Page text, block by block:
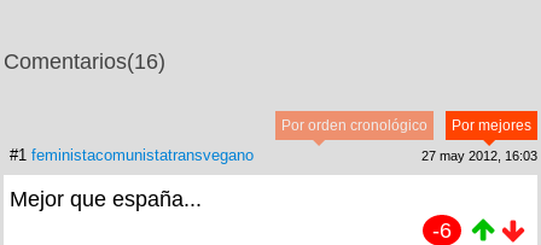
Comentarios(16)
Por mejores
Por orden cronológico
#1 feministacomunistatransvegano 27 may 2012, 16:03
Mejor que españa...
-6